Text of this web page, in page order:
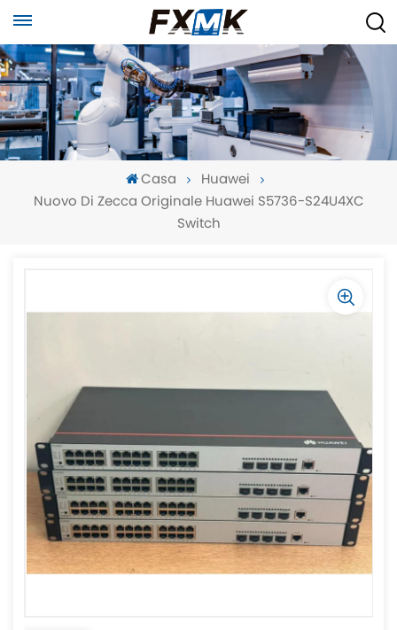
Casa
Huawei
Nuovo Di Zecca Originale Huawei S5736-S24U4XC
Switch